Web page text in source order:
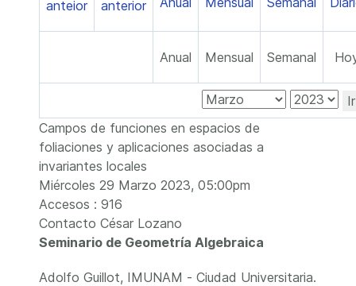
Anual Mensual Semanal
Campos de funciones en espacios de
foliaciones y aplicaciones asociadas a
invariantes locales
Miércoles 29 Marzo 2023, 05:00pm
Accesos : 916
Contacto César Lozano
Seminario de Geometría Algebraica
Adolfo Guillot, IMUNAM - Ciudad Universitaria.